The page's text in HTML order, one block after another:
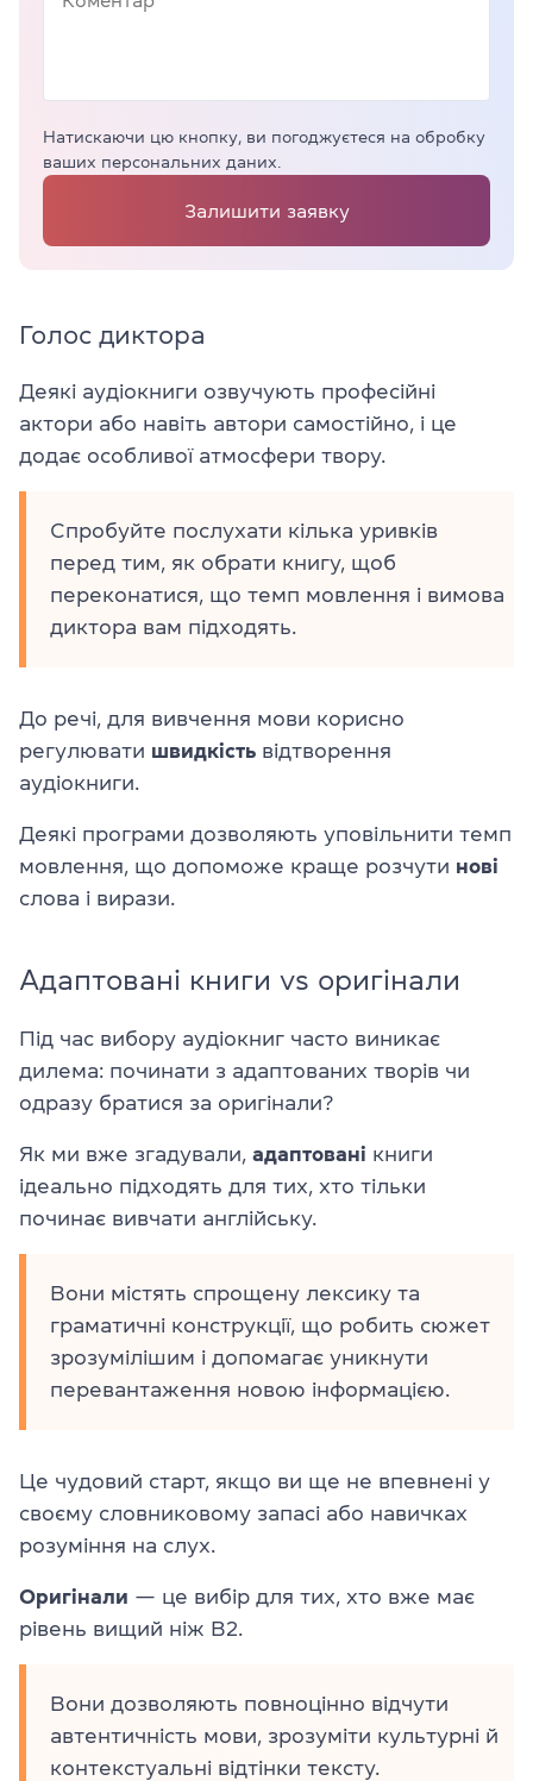
Натискаючи цю кнопку, ви погоджуєтеся на обробку
ваших персональних даних.
Залишити заявку
Голос диктора
Деякі аудіокниги озвучують професійні
актори або навіть автори самостійно, і це
додає особливої атмосфери твору.
Спробуйте послухати кілька уривків
перед тим, як обрати книгу, щоб
переконатися, що темп мовлення і вимова
диктора вам підходять.
До речі, для вивчення мови корисно
регулювати швидкість відтворення
аудіокниги.
Деякі програми дозволяють уповільнити темп
мовлення, що допоможе краще розчути нові
слова і вирази.
Адаптовані книги vs оригінали
Під час вибору аудіокниг часто виникає
дилема: починати з адаптованих творів чи
одразу братися за оригінали?
Як ми вже згадували, адаптовані книги
ідеально підходять для тих, хто тільки
починає вивчати англійську.
Вони містять спрощену лексику та
граматичні конструкції, що робить сюжет
зрозумілішим і допомагає уникнути
перевантаження новою інформацією.
Це чудовий старт, якщо ви ще не впевнені у
своєму словниковому запасі або навичках
розуміння на слух.
Оригінали — це вибір для тих, хто вже має
рівень вищий ніж В2.
Вони дозволяють повноцінно відчути
автентичність мови, зрозуміти культурні й
контекстуальні відтінки тексту.